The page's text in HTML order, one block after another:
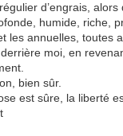
d’engrais, alors
humide, riche,
les annuelles, toutes
moi, en
bien sûr.
est sûre, la liberté